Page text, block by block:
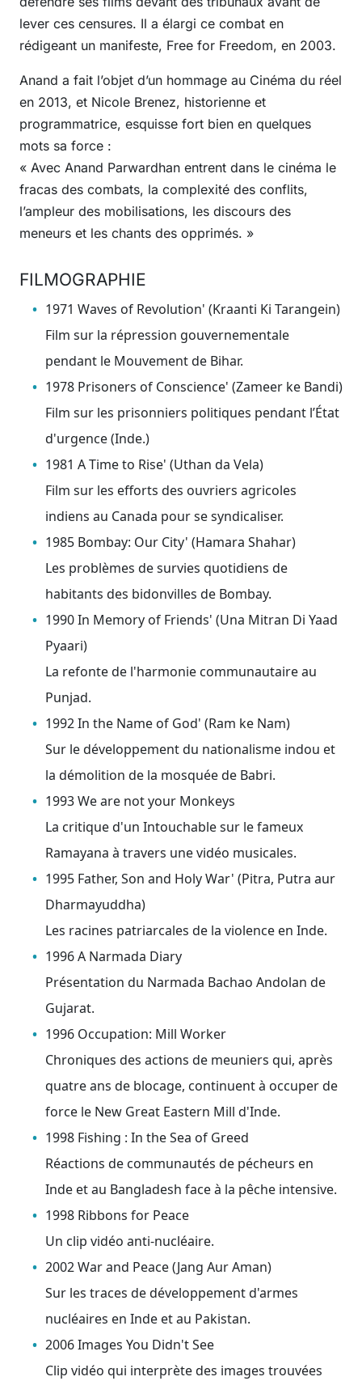
lever ces censures. Il a élargi ce combat en
rédigeant un manifeste, Free for Freedom, en 2003.
Anand a fait l’objet d’un hommage au Cinéma du réel
en 2013, et Nicole Brenez, historienne et
programmatrice, esquisse fort bien en quelques
mots sa force :
« Avec Anand Parwardhan entrent dans le cinéma le
fracas des combats, la complexité des conflits,
l’ampleur des mobilisations, les discours des
meneurs et les chants des opprimés. »
FILMOGRAPHIE
1971 Waves of Revolution' (Kraanti Ki Tarangein)
Film sur la répression gouvernementale
pendant le Mouvement de Bihar.
1978 Prisoners of Conscience' (Zameer ke Bandi)
Film sur les prisonniers politiques pendant l’État
d'urgence (Inde.)
1981 A Time to Rise' (Uthan da Vela)
Film sur les efforts des ouvriers agricoles
indiens au Canada pour se syndicaliser.
1985 Bombay: Our City' (Hamara Shahar)
Les problèmes de survies quotidiens de
habitants des bidonvilles de Bombay.
1990 In Memory of Friends' (Una Mitran Di Yaad
Pyaari)
La refonte de l'harmonie communautaire au
Punjad.
1992 In the Name of God' (Ram ke Nam)
Sur le développement du nationalisme indou et
la démolition de la mosquée de Babri.
1993 We are not your Monkeys
La critique d'un Intouchable sur le fameux
Ramayana à travers une vidéo musicales.
1995 Father, Son and Holy War' (Pitra, Putra aur
Dharmayuddha)
Les racines patriarcales de la violence en Inde.
1996 A Narmada Diary
Présentation du Narmada Bachao Andolan de
Gujarat.
1996 Occupation: Mill Worker
Chroniques des actions de meuniers qui, après
quatre ans de blocage, continuent à occuper de
force le New Great Eastern Mill d'Inde.
1998 Fishing : In the Sea of Greed
Réactions de communautés de pécheurs en
Inde et au Bangladesh face à la pêche intensive.
1998 Ribbons for Peace
Un clip vidéo anti-nucléaire.
2002 War and Peace (Jang Aur Aman)
Sur les traces de développement d'armes
nucléaires en Inde et au Pakistan.
2006 Images You Didn't See
Clip vidéo qui interprète des images trouvées